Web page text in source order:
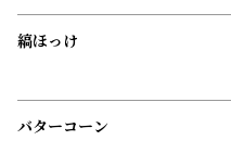
縞ほっけ
バターコーン